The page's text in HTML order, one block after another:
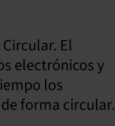
El
electrónicos y
los
forma circular.